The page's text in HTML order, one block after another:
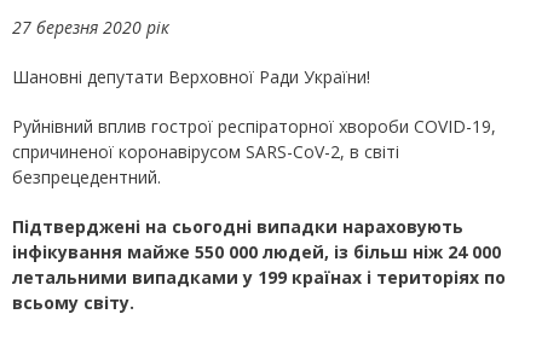
27 березня 2020 рік
Шановні депутати Верховної Ради України!
Руйнівний вплив гострої респіраторної хвороби COVID-19,
спричиненої коронавірусом SARS-CoV-2, в світі
безпрецедентний.
Підтверджені на сьогодні випадки нараховують
інфікування майже 550 000 людей, із більш ніж 24 000
летальними випадками у 199 країнах і територіях по
всьому світу.